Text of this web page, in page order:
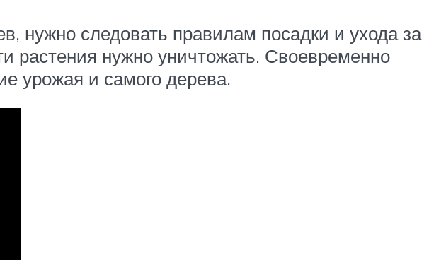
нужно следовать правилам посадки и ухода за
растения нужно уничтожать. Своевременно
урожая и самого дерева.